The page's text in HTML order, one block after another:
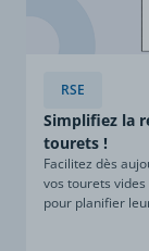
RSE
Simplifiez la
tourets !
Facilitez dès
vos tourets
pour planifier